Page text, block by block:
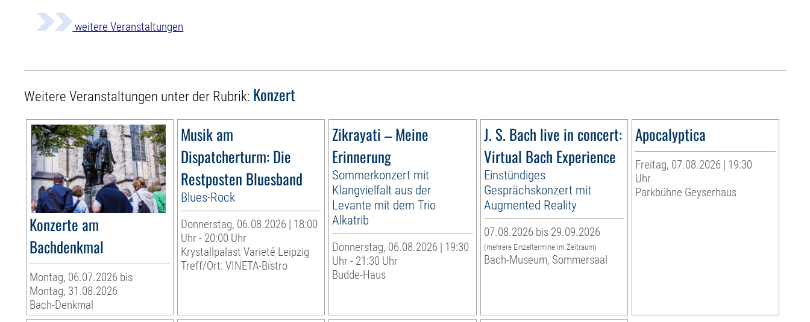
weitere Veranstaltungen
Weitere Veranstaltungen unter der Rubrik: Konzert
Konzerte am
Bachdenkmal
Montag, 06.07.2026 bis
Montag, 31.08.2026
Bach-Denkmal
Musik am
Dispatcherturm: Die
Restposten Bluesband
Blues-Rock
Donnerstag, 06.08.2026 | 18:00
Uhr - 20:00 Uhr
Krystallpalast Varieté Leipzig
Treff/Ort: VINETA-Bistro
Zikrayati – Meine
Erinnerung
Sommerkonzert mit
Klangvielfalt aus der
Levante mit dem Trio
Alkatrib
Donnerstag, 06.08.2026 | 19:30
Uhr - 21:30 Uhr
Budde-Haus
J. S. Bach live in concert:
Virtual Bach Experience
Einstündiges
Gesprächskonzert mit
Augmented Reality
07.08.2026 bis 29.09.2026
(mehrere Einzeltermine im Zeitraum)
Bach-Museum, Sommersaal
Apocalyptica
Freitag, 07.08.2026 | 19:30
Uhr
Parkbühne Geyserhaus